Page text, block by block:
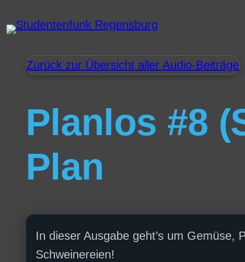
Zurück zur Übersicht aller Audio-Beiträge
Planlos #8
Plan
In dieser Ausgabe geht’s um Gemüse,
Schweinereien!